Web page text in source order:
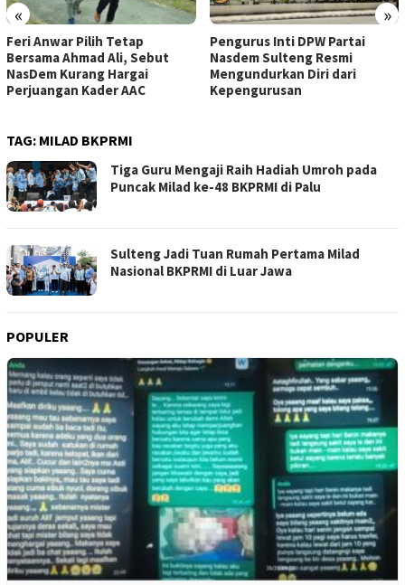
« »
Feri Anwar Pilih Tetap
Bersama Ahmad Ali, Sebut
NasDem Kurang Hargai
Perjuangan Kader AAC
Pengurus Inti DPW Partai
Nasdem Sulteng Resmi
Mengundurkan Diri dari
Kepengurusan
TAG: MILAD BKPRMI
Tiga Guru Mengaji Raih Hadiah Umroh pada
Puncak Milad ke-48 BKPRMI di Palu
Sulteng Jadi Tuan Rumah Pertama Milad
Nasional BKPRMI di Luar Jawa
POPULER